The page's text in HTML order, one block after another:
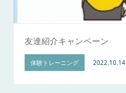
友達紹介キャンペーン
体験トレーニング 2022.10.14